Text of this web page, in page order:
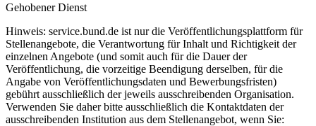
Gehobener Dienst
Hinweis: service.bund.de ist nur die Veröffentlichungsplattform für
Stellenangebote, die Verantwortung für Inhalt und Richtigkeit der
einzelnen Angebote (und somit auch für die Dauer der
Veröffentlichung, die vorzeitige Beendigung derselben, für die
Angabe von Veröffentlichungsdaten und Bewerbungsfristen)
gebührt ausschließlich der jeweils ausschreibenden Organisation.
Verwenden Sie daher bitte ausschließlich die Kontaktdaten der
ausschreibenden Institution aus dem Stellenangebot, wenn Sie: